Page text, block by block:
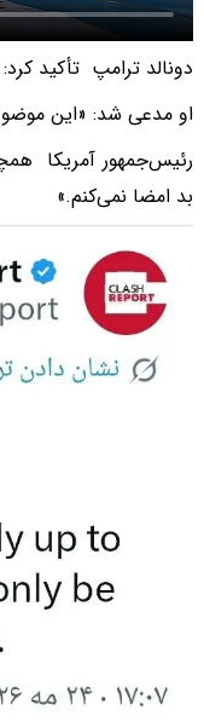
دونالد ترامپ تأکید
او مدعی شد: «این
رئیس‌جمهور‌ آمریکا
بد امضا نمی‌کنم.»